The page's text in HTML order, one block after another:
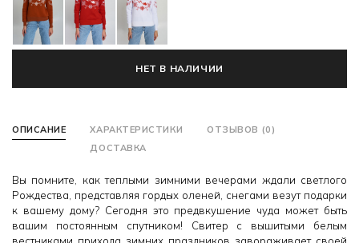
НЕТ В НАЛИЧИИ
ОПИСАНИЕ ХАРАКТЕРИСТИКИ
ОТЗЫВОВ (0)
ДОСТАВКА
Вы помните, как теплыми зимними вечерами ждали светлого
Рождества, представляя гордых оленей, снегами везут подарки
к вашему дому? Сегодня это предвкушение чуда может быть
вашим постоянным спутником! Свитер с вышитыми белым